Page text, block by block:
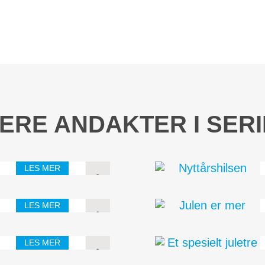
ANDAKTER I
de kan glede seg i
som het Rose
LES MER
snakker så
For det handler
LES MER
LES MER